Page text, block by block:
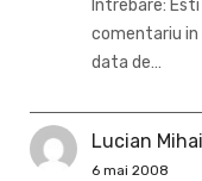
Intrebare:
comentariu in
data de…
Lucian
6 mai 2008